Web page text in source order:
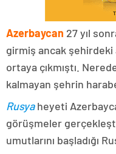
Azerbaycan 27 yıl
girmiş ancak şehirdeki
ortaya çıkmıştı.
kalmayan şehrin
Rusyaheyeti
görüşmeler
umutlarını başladığı